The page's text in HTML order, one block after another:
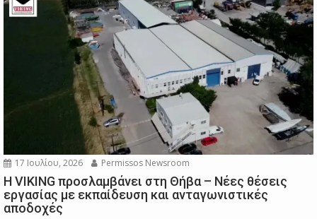
17 Ιουλίου, 2026 Permissos Newsroom
Η VIKING προσλαμβάνει στη Θήβα – Νέες θέσεις
εργασίας με εκπαίδευση και ανταγωνιστικές
αποδοχές